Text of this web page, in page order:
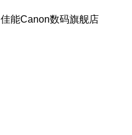
佳能Canon数码旗舰店